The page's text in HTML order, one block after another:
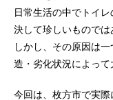
日常生活の中でトイレ
決して珍しいものでは
しかし、その原因は
造・劣化状況によって
今回は、枚方市で実